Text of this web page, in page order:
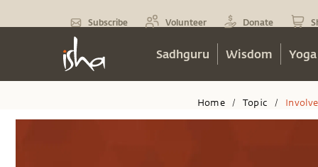
Subscribe Volunteer Donate
Sadhguru Wisdom
Home / Topic /